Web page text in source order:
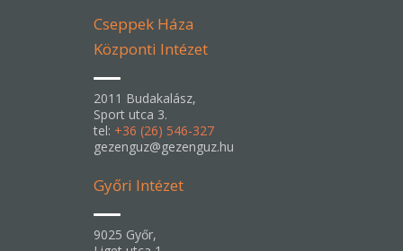
Cseppek Háza
Központi Intézet
2011 Budakalász,
Sport utca 3.
tel: +36 (26) 546-327
gezenguz@gezenguz.hu
Győri Intézet
9025 Győr,